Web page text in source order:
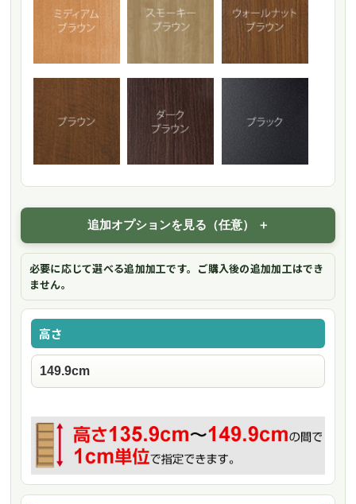
追加オプションを見る（任意）
必要に応じて選べる追加加工です。ご購入後の追加加工はでき
ません。
高さ